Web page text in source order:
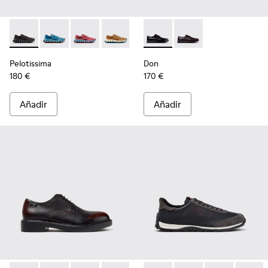
Pelotissima - K101109-006 - Zapatillas negras de
Pelotissima - K101109-011 - Zapatillas azules de
Pelotissima - K101109-010
Pelotissima - K101109-007 -
Pelotissima
180 €
Añadir
Don - K101140-001 -
Don - K101140-003
Don
170 €
Añadir